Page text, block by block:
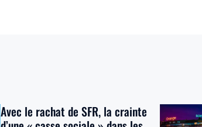
Avec le rachat de SFR, la crainte